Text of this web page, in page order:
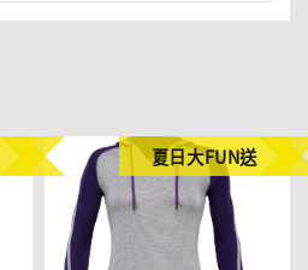
夏日大FUN送